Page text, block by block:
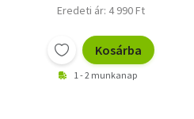
Eredeti ár: 4 990 Ft
Kosárba
1 - 2 munkanap